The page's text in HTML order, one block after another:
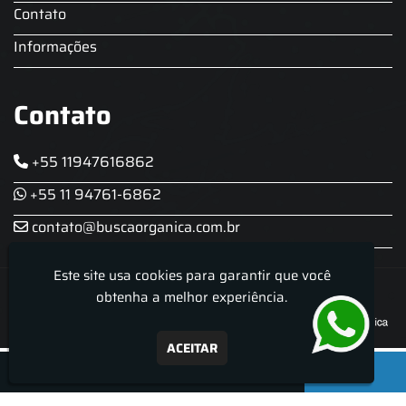
Contato
Informações
Contato
+55 11947616862
+55 11 94761-6862
contato@buscaorganica.com.br
Roda do Chopp - Aluguel De Chopeira
Este site usa cookies para garantir que você
obtenha a melhor experiência.
ACEITAR